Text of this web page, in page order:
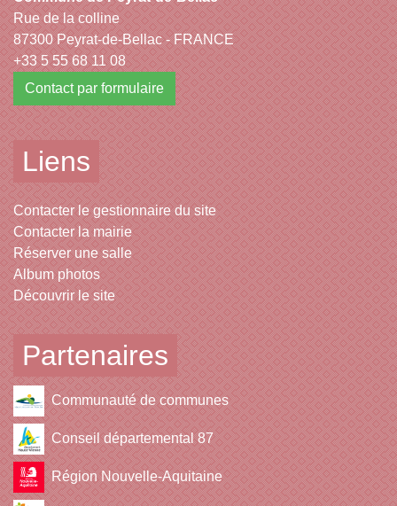
Rue de la colline
87300 Peyrat-de-Bellac - FRANCE
+33 5 55 68 11 08
Contact par formulaire
Liens
Contacter le gestionnaire du site
Contacter la mairie
Réserver une salle
Album photos
Découvrir le site
Partenaires
Communauté de communes
Conseil départemental 87
Région Nouvelle-Aquitaine